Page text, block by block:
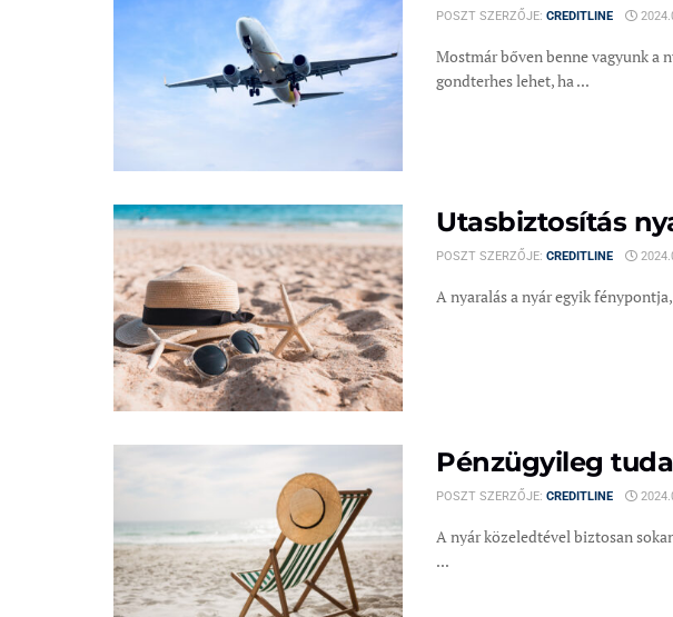
POSZT SZERZŐJE: CREDITLINE
Mostmár bőven benne vagyunk a
gondterhes lehet, ha ...
Utasbiztosítás
POSZT SZERZŐJE: CREDITLINE
A nyaralás a nyár egyik
Pénzügyileg
POSZT SZERZŐJE: CREDITLINE
A nyár közeledtével biztosan
...